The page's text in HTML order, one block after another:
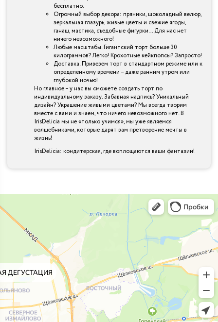
бесплатно.
Огромный выбор декора: пряники, шоколадный велюр,
зеркальная глазурь, живые цветы и свежие ягоды,
ганаш, мастика, съедобные фигурки… Для нас нет
ничего невозможного!
Любые масштабы. Гигантский торт больше 30
килограммов? Легко! Крохотные кейкпопсы? Запросто!
Доставка. Привезем торт в стандартном режиме или к
определенному времени – даже ранним утром или
глубокой ночью!
Но главное – у нас вы сможете создать торт по
индивидуальному заказу. Забавная надпись? Уникальный
дизайн? Украшение живыми цветами? Мы всегда творим
вместе с вами и знаем, что ничего невозможного нет. В
IrisDelicia мы не «только учимся», мы уже являемся
волшебниками, которые дарят вам претворение мечты в
жизнь!
IrisDelicia: кондитерская, где воплощаются ваши фантазии!